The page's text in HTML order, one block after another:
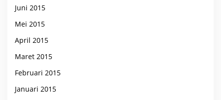
Juni 2015
Mei 2015
April 2015
Maret 2015
Februari 2015
Januari 2015